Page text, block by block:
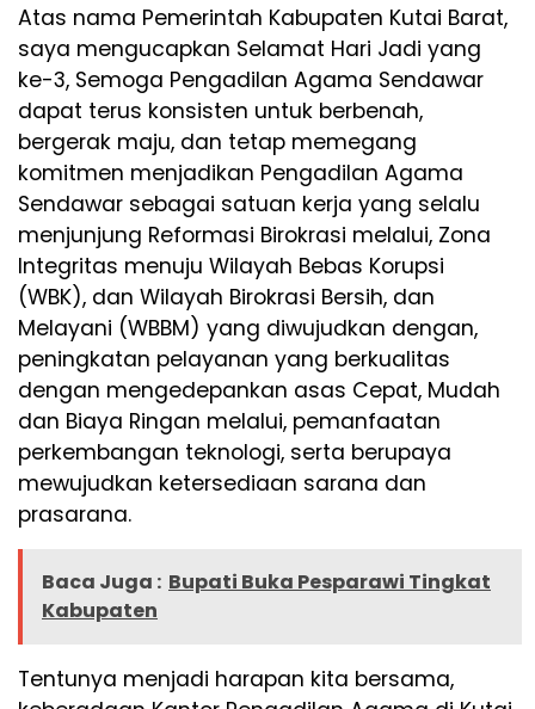
Atas nama Pemerintah Kabupaten Kutai Barat,
saya mengucapkan Selamat Hari Jadi yang
ke-3, Semoga Pengadilan Agama Sendawar
dapat terus konsisten untuk berbenah,
bergerak maju, dan tetap memegang
komitmen menjadikan Pengadilan Agama
Sendawar sebagai satuan kerja yang selalu
menjunjung Reformasi Birokrasi melalui, Zona
Integritas menuju Wilayah Bebas Korupsi
(WBK), dan Wilayah Birokrasi Bersih, dan
Melayani (WBBM) yang diwujudkan dengan,
peningkatan pelayanan yang berkualitas
dengan mengedepankan asas Cepat, Mudah
dan Biaya Ringan melalui, pemanfaatan
perkembangan teknologi, serta berupaya
mewujudkan ketersediaan sarana dan
prasarana.
Baca Juga : Bupati Buka Pesparawi Tingkat
Kabupaten
Tentunya menjadi harapan kita bersama,